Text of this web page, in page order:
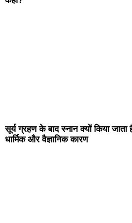
सूर्य ग्रहण के बाद स्नान क्यों किया
धार्मिक और वैज्ञानिक कारण